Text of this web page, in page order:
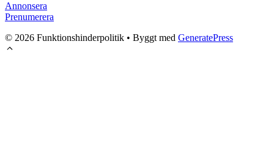
Annonsera
Prenumerera
© 2026 Funktionshinderpolitik • Byggt med GeneratePress